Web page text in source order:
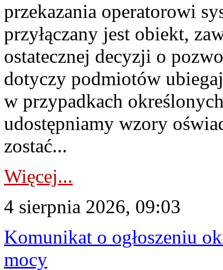
przekazania operatorowi
przyłączany jest obiekt,
ostatecznej decyzji o
dotyczy podmiotów
w przypadkach
udostępniamy wzory
zostać...
Więcej...
4 sierpnia 2026, 09:03
Komunikat o ogłoszeniu
mocy